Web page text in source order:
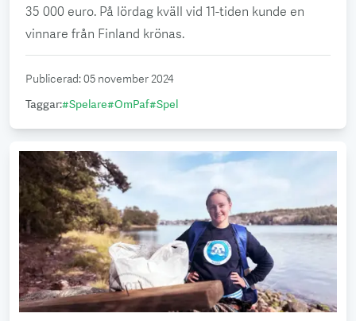
35 000 euro. På lördag kväll vid 11-tiden kunde en
vinnare från Finland krönas.
Publicerad:05 november 2024
Taggar:#Spelare#OmPaf#Spel